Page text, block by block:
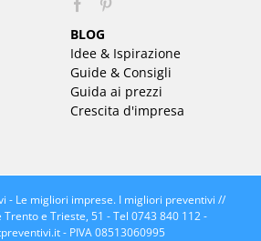
BLOG
Idee & Ispirazione
Guide & Consigli
Guida ai prezzi
Crescita d'impresa
- Le migliori imprese. I migliori preventivi //
Trento e Trieste, 51 - Tel 0743 840 112 -
- PIVA 08513060995